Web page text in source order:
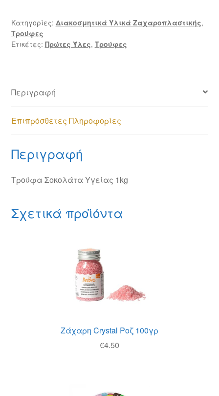
Κατηγορίες: Διακοσμητικά Υλικά Ζαχαροπλαστικής,
Τρούφες
Ετικέτες: Πρώτες Ύλες, Τρούφες
Περιγραφή
Επιπρόσθετες Πληροφορίες
Περιγραφή
Τρούφα Σοκολάτα Υγείας 1kg
Σχετικά προϊόντα
Ζάχαρη Crystal Ροζ 100γρ
€4.50